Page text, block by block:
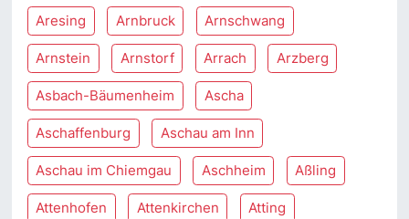
Aresing Arnbruck Arnschwang
Arnstein Arnstorf Arrach Arzberg
Asbach-Bäumenheim Ascha
Aschaffenburg Aschau am Inn
Aschau im Chiemgau Aschheim Aßling
Attenhofen Attenkirchen Atting